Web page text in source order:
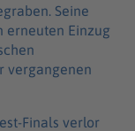
Seine
erneuten Einzug
vergangenen
Finals verlor